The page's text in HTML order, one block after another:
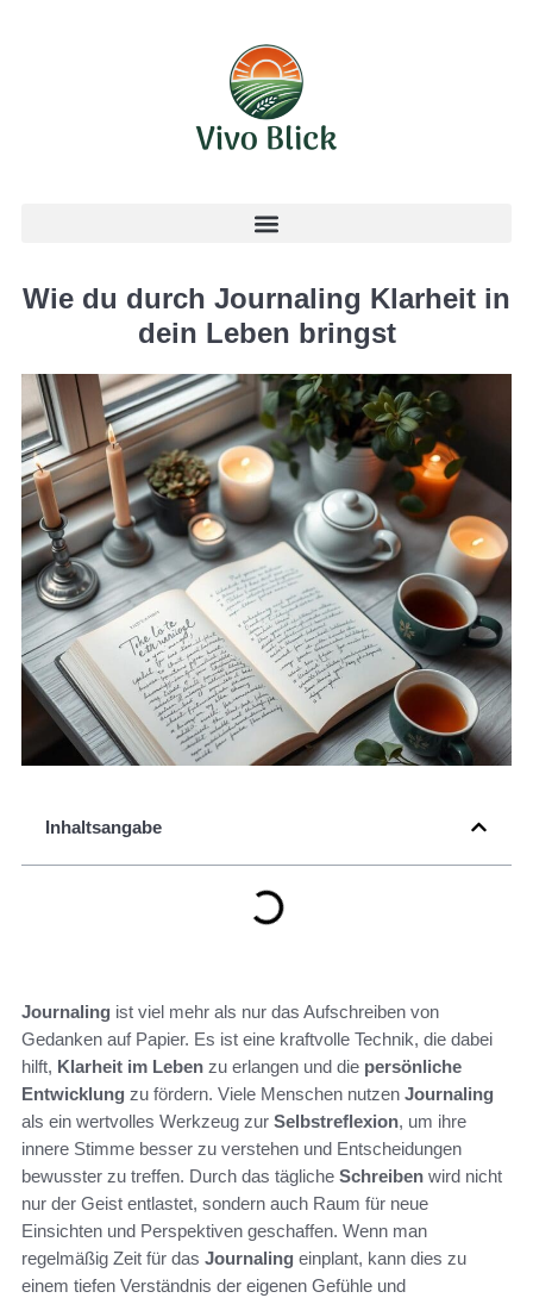
Wie du durch Journaling Klarheit in
dein Leben bringst
Inhaltsangabe
Journaling ist viel mehr als nur das Aufschreiben von
Gedanken auf Papier. Es ist eine kraftvolle Technik, die dabei
hilft, Klarheit im Leben zu erlangen und die persönliche
Entwicklung zu fördern. Viele Menschen nutzen Journaling
als ein wertvolles Werkzeug zur Selbstreflexion, um ihre
innere Stimme besser zu verstehen und Entscheidungen
bewusster zu treffen. Durch das tägliche Schreiben wird nicht
nur der Geist entlastet, sondern auch Raum für neue
Einsichten und Perspektiven geschaffen. Wenn man
regelmäßig Zeit für das Journaling einplant, kann dies zu
einem tiefen Verständnis der eigenen Gefühle und